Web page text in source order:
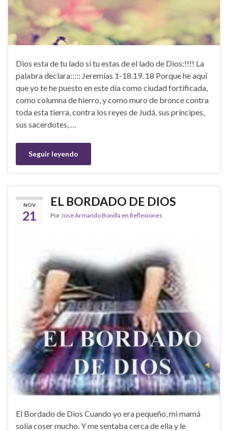
Dios esta de tu lado si tu estas de el lado de Dios:!!!! La
palabra declara::::: Jeremías 1-18.19. 18 Porque he aquí
que yo te he puesto en este día como ciudad fortificada,
como columna de hierro, y como muro de bronce contra
toda esta tierra, contra los reyes de Judá, sus príncipes,
sus sacerdotes, …
Seguir leyendo
NOV
21
EL BORDADO DE DIOS
Por Jose Armando Bonilla en Reflexiones
El Bordado de Dios Cuando yo era pequeño, mi mamá
solía coser mucho. Y me sentaba cerca de ella y le